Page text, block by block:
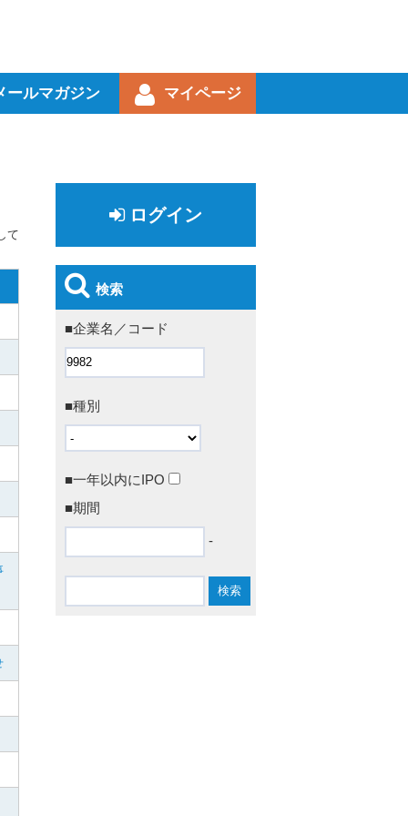
ールマガジン マイページ
て
ログイン
検索
■企業名／コード
■種別
■一年以内にIPO
■期間
-